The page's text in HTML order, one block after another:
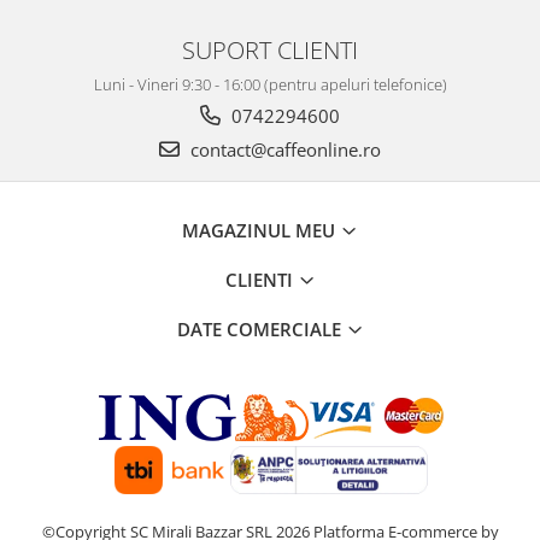
SUPORT CLIENTI
Luni - Vineri 9:30 - 16:00 (pentru apeluri telefonice)
0742294600
contact@caffeonline.ro
MAGAZINUL MEU
CLIENTI
DATE COMERCIALE
©Copyright SC Mirali Bazzar SRL 2026 Platforma E-commerce by